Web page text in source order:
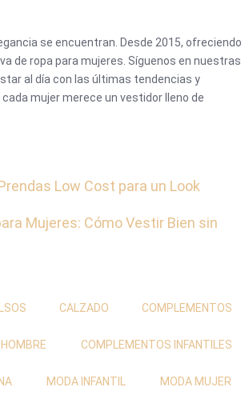
se encuentran. Desde 2015, ofreciendo
de ropa para mujeres. Síguenos en nuestras
al día con las últimas tendencias y
mujer merece un vestidor lleno de
Low Cost para un Look
Mujeres: Cómo Vestir Bien sin
CALZADO COMPLEMENTOS
COMPLEMENTOS INFANTILES
MODA INFANTIL MODA MUJER